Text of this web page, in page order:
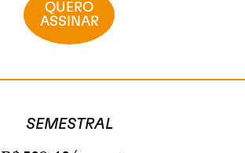
QUERO
ASSINAR
SEMESTRAL